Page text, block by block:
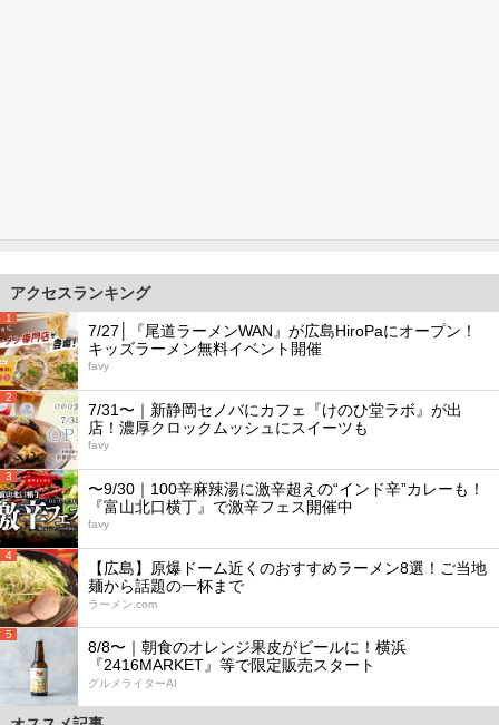
アクセスランキング
1
7/27│『尾道ラーメンWAN』が広島HiroPaにオープン！
キッズラーメン無料イベント開催
favy
2
7/31〜｜新静岡セノバにカフェ『けのひ堂ラボ』が出
店！濃厚クロックムッシュにスイーツも
favy
3
〜9/30｜100辛麻辣湯に激辛超えの“インド辛”カレーも！
『富山北口横丁』で激辛フェス開催中
favy
4
【広島】原爆ドーム近くのおすすめラーメン8選！ご当地
麺から話題の一杯まで
ラーメン.com
5
8/8〜｜朝食のオレンジ果皮がビールに！横浜
『2416MARKET』等で限定販売スタート
グルメライターAI